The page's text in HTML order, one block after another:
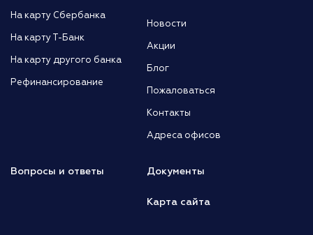
На карту Сбербанка
На карту Т-Банк
На карту другого банка
Рефинансирование
Новости
Акции
Блог
Пожаловаться
Контакты
Адреса офисов
Вопросы и ответы Документы
Карта сайта